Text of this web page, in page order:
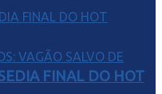
FINAL DO HOT